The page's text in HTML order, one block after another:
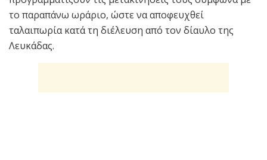
το παραπάνω ωράριο, ώστε να αποφευχθεί
ταλαιπωρία κατά τη διέλευση από τον δίαυλο της
Λευκάδας.